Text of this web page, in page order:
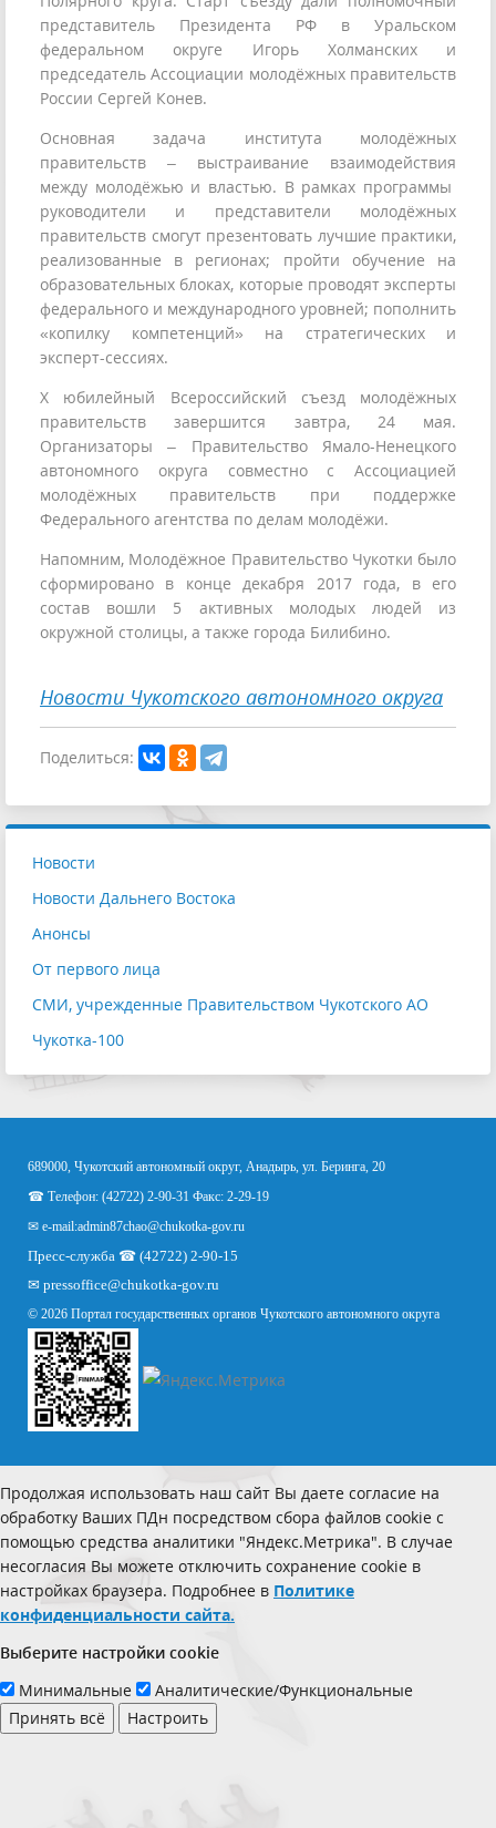
представитель Президента РФ в Уральском
федеральном округе Игорь Холманских и
председатель Ассоциации молодёжных правительств
России Сергей Конев.
Основная задача института молодёжных
правительств – выстраивание взаимодействия
между молодёжью и властью. В рамках программы
руководители и представители молодёжных
правительств смогут презентовать лучшие практики,
реализованные в регионах; пройти обучение на
образовательных блоках, которые проводят эксперты
федерального и международного уровней; пополнить
«копилку компетенций» на стратегических и
эксперт-сессиях.
X юбилейный Всероссийский съезд молодёжных
правительств завершится завтра, 24 мая.
Организаторы – Правительство Ямало-Ненецкого
автономного округа совместно с Ассоциацией
молодёжных правительств при поддержке
Федерального агентства по делам молодёжи.
Напомним, Молодёжное Правительство Чукотки было
сформировано в конце декабря 2017 года, в его
состав вошли 5 активных молодых людей из
окружной столицы, а также города Билибино.
Новости Чукотского автономного округа
Поделиться:
Новости
Новости Дальнего Востока
Анонсы
От первого лица
СМИ, учрежденные Правительством Чукотского АО
Чукотка-100
689000, Чукотский автономный округ, Анадырь, ул. Беринга, 20
☎ Телефон: (42722) 2-90-31 Факс: 2-29-19
✉ e-mail:admin87chao@chukotka-gov.ru
Пресс-служба ☎ (42722) 2-90-15
✉ pressoffice@chukotka-gov.ru
© 2026 Портал государственных органов Чукотского автономного округа
Продолжая использовать наш сайт Вы даете согласие на
обработку Ваших ПДн посредством сбора файлов cookie с
помощью средства аналитики "Яндекс.Метрика". В случае
несогласия Вы можете отключить сохранение cookie в
настройках браузера. Подробнее в Политике
конфиденциальности сайта.
Выберите настройки cookie
Минимальные
Аналитические/Функциональные
Принять всё
Настроить